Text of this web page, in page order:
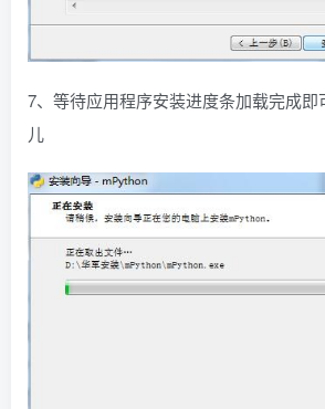
7、等待应用程序安装进度条加载完成
儿